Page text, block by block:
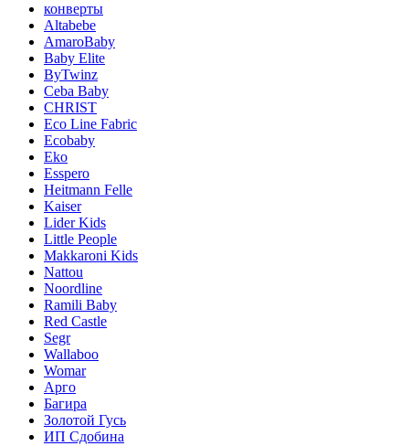
конверты
Altabebe
AmaroBaby
Baby Elite
ByTwinz
Ceba Baby
CHRIST
Eco Line Fabric
Ecobaby
Eko
Esspero
Heitmann Felle
Kaiser
Lider Kids
Little People
Makkaroni Kids
Nattou
Noordline
Ramili Baby
Red Castle
Segr
Wallaboo
Womar
Арго
Багира
Золотой Гусь
ИП Сдобина